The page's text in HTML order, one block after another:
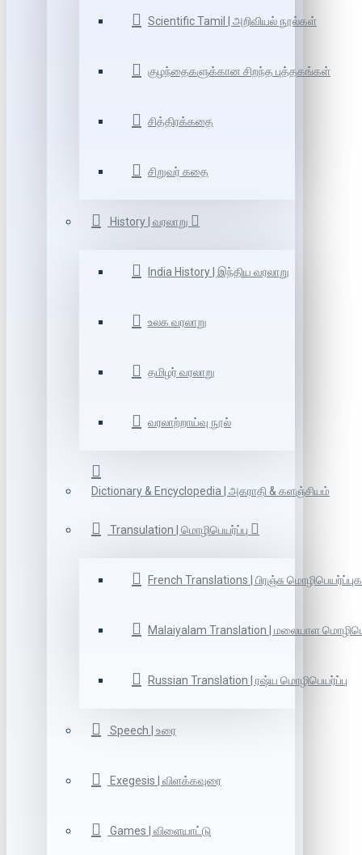
Scientific Tamil | அறிவியல் நூல்கள்
குழந்தைகளுக்கான சிறந்த புத்தகங்கள்
சித்திரக்கதை
சிறுவர் கதை
History | வரலாறு
India History | இந்திய வரலாறு
உலக வரலாறு
தமிழர் வரலாறு
வரலாற்றாய்வு நூல்
Dictionary & Encyclopedia | அகராதி & களஞ்சியம்
Transulation | மொழிபெயர்ப்பு
French Translations | பிரஞ்சு
Malaiyalam Translation | மலையாள
Russian Translation | ரஷ்ய மொழிபெயர்ப்பு
Speech | உரை
Exegesis | விளக்கவுரை
Games | விளையாட்டு